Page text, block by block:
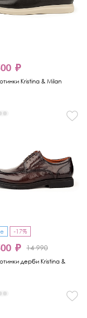
₽
Kristina & Milan
-17%
₽ 14 990
дерби Kristina &